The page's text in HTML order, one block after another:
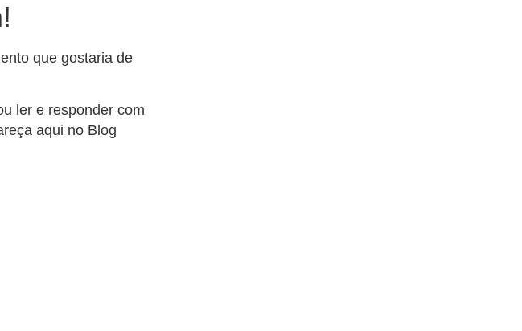
que gostaria de
ler e responder com
aqui no Blog